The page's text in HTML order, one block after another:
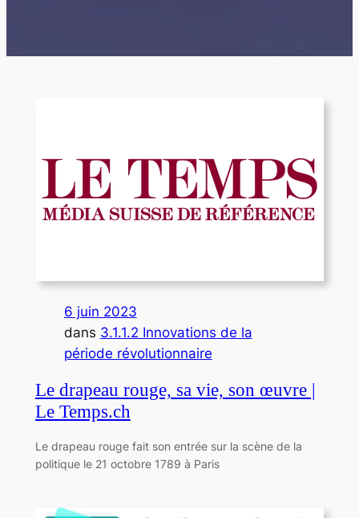
6 juin 2023
dans 3.1.1.2 Innovations de la
période révolutionnaire
Le drapeau rouge, sa vie, son œuvre |
Le Temps.ch
Le drapeau rouge fait son entrée sur la scène de la
politique le 21 octobre 1789 à Paris